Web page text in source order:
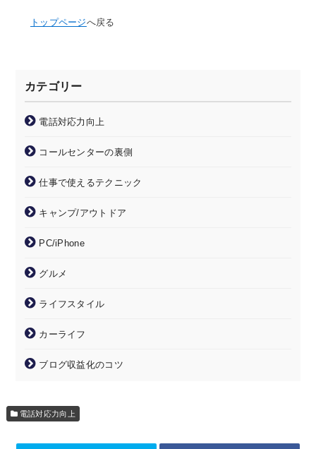
トップページへ戻る
カテゴリー
電話対応力向上
コールセンターの裏側
仕事で使えるテクニック
キャンプ/アウトドア
PC/iPhone
グルメ
ライフスタイル
カーライフ
ブログ収益化のコツ
電話対応力向上